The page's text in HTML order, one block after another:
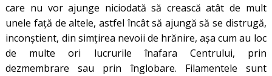
care nu vor ajunge niciodată să crească atât de mult
unele față de altele, astfel încât să ajungă să se distrugă,
inconștient, din simțirea nevoii de hrănire, așa cum au loc
de multe ori lucrurile înafara Centrului, prin
dezmembrare sau prin înglobare. Filamentele sunt